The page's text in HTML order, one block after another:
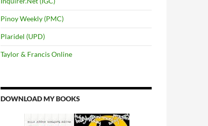
Pinoy Weekly (PMC)
Plaridel (UPD)
Taylor & Francis Online
DOWNLOAD MY BOOKS